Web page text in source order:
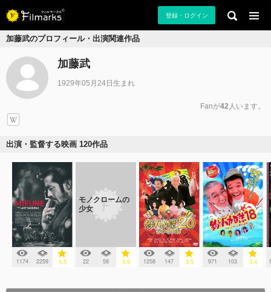
登録・ログイン
加藤武のプロフィール・出演関連作品
加藤武
1929年05月24日生まれ
Fanが42 人います。
出演・監督する映画 120作品
1174 2259 3.5
モノクロームの
少女
22 58 3.9 1258 147 3.5 971 103 3.4